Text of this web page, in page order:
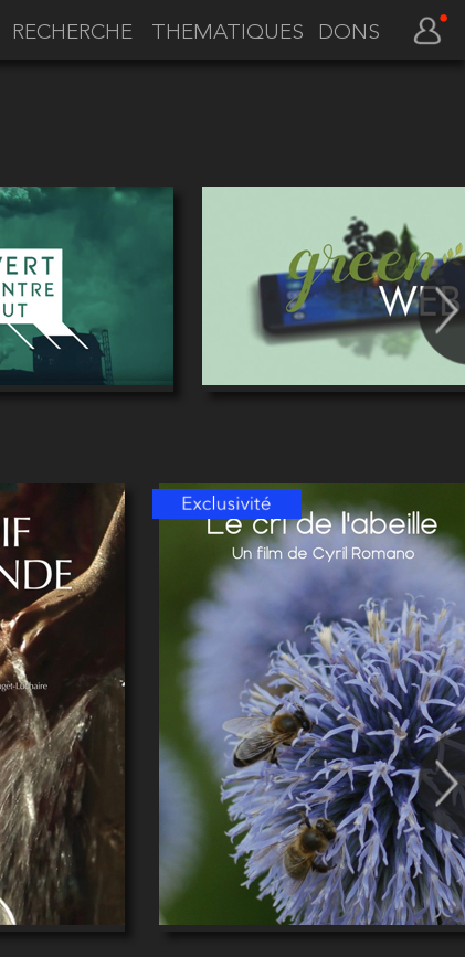
THEMATIQUES DONS